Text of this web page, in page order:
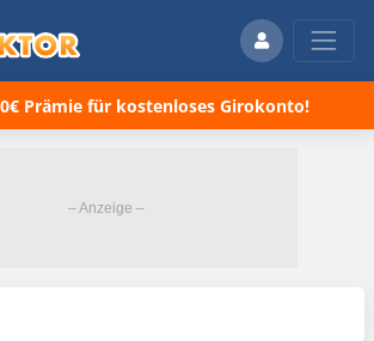
Prämie für kostenloses Girokonto!